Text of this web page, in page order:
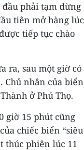
đầu phải tạm dừng
tiên mở hàng lúc
tiếp tục chào
ra, sau một giờ có
Chủ nhân của biển
ở Phú Thọ.
giờ 15 phút cũng
chiếc biển “siêu
thúc phiên lúc 11